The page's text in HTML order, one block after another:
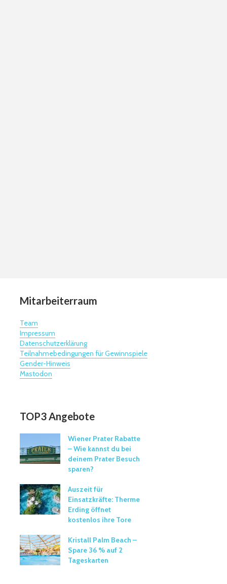
Mitarbeiterraum
Team
Impressum
Datenschutzerklärung
Teilnahmebedingungen für Gewinnspiele
Gender-Hinweis
Mastodon
TOP3 Angebote
Wiener Prater Rabatte
– Wie kannst du bei
deinem Prater Besuch
sparen?
Auszeit für
Einsatzkräfte: Therme
Erding öffnet
kostenlos ihre Tore
Kristall Palm Beach –
Spare 36 % auf 2
Tageskarten